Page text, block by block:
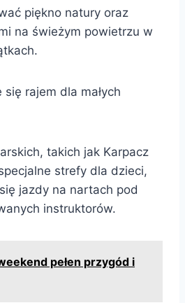
piękno natury oraz
na świeżym powietrzu w
rajem dla małych
takich jak Karpacz
strefy dla dzieci,
jazdy na nartach pod
instruktorów.
pełen przygód i